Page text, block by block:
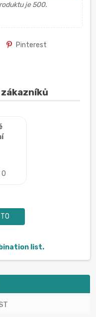
je 500.
Pinterest
0
list.